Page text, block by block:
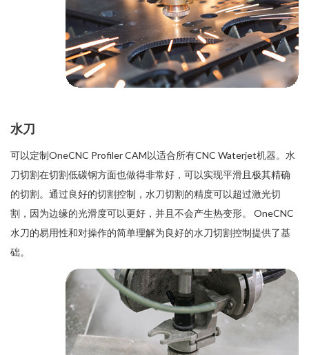
水刀
可以定制OneCNC Profiler CAM以适合所有CNC Waterjet机器。水
刀切割在切割低碳钢方面也做得非常好，可以实现平滑且极其精确
的切割。通过良好的切割控制，水刀切割的精度可以超过激光切
割，因为边缘的光滑度可以更好，并且不会产生热变形。 OneCNC
水刀的易用性和对操作的简单理解为良好的水刀切割控制提供了基
础。